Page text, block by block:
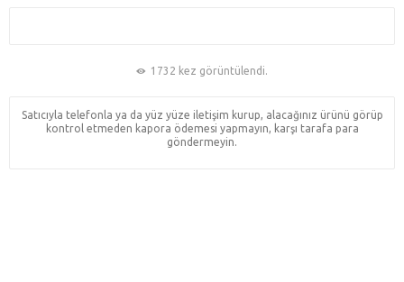
1732 kez görüntülendi.
Satıcıyla telefonla ya da yüz yüze iletişim kurup, alacağınız ürünü görüp
kontrol etmeden kapora ödemesi yapmayın, karşı tarafa para
göndermeyin.